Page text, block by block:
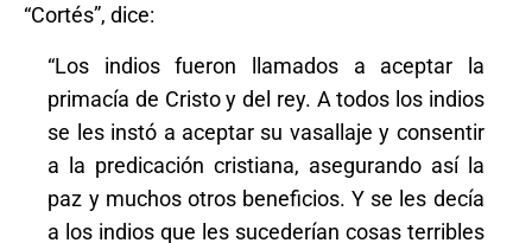
“Cortés”, dice:
“Los indios fueron llamados a aceptar la
primacía de Cristo y del rey. A todos los indios
se les instó a aceptar su vasallaje y consentir
a la predicación cristiana, asegurando así la
paz y muchos otros beneficios. Y se les decía
a los indios que les sucederían cosas terribles